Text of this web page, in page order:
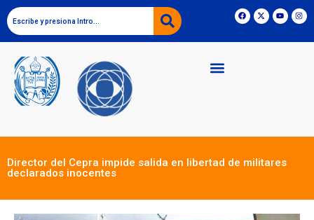
Director del Cepra impide salida en libertad de militares
declarados inocentes